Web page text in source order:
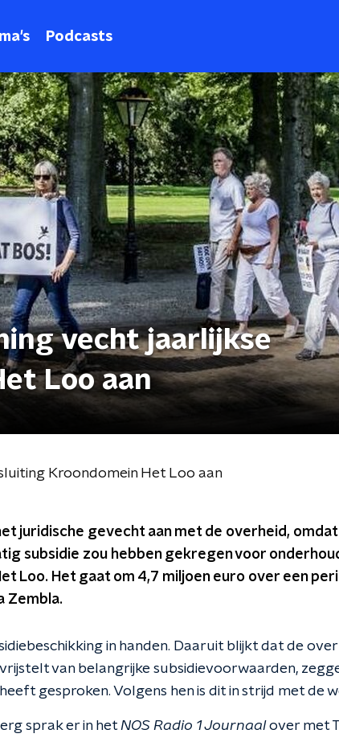
Podcasts
vecht jaarlijkse
Loo aan
Kroondomein Het Loo aan
juridische gevecht aan met de overheid,
subsidie zou hebben gekregen voor
Loo. Het gaat om 4,7 miljoen euro over een
Zembla.
in handen. Daaruit blijkt dat de
van belangrijke subsidievoorwaarden,
gesproken. Volgens hen is dit in strijd met de
sprak er in het NOS Radio 1 Journaalover met